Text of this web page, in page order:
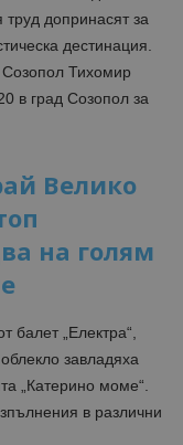
труд допринасят за
дестинация.
Тихомир
в град Созопол за
Велико
на голям
балет „Електра“,
завладяха
„Катерино моме“.
в различни